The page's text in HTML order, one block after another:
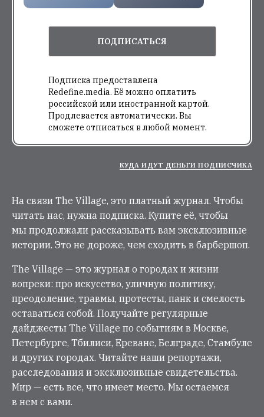
ПОДПИСАТЬСЯ
Подписка предоставлена
Redefine.media. Её можно оплатить
российской или иностранной картой.
Продлевается автоматически. Вы
сможете отписаться в любой момент.
КУДА ИДУТ ДЕНЬГИ ПОДПИСЧИКА
На связи The Village, это платный журнал. Чтобы
читать нас, нужна подписка. Купите её, чтобы
мы продолжали рассказывать вам эксклюзивные
истории. Это не дороже, чем сходить в барбершоп.
The Village — это журнал о городах и жизни
вопреки: про искусство, уличную политику,
преодоление, травмы, протесты, панк и смелость
оставаться собой. Получайте регулярные
дайджесты The Village по событиям в Москве,
Петербурге, Тбилиси, Ереване, Белграде, Стамбуле
и других городах. Читайте наши репортажи,
расследования и эксклюзивные свидетельства.
Мир — есть все, что имеет место. Мы остаемся
в нем с вами.